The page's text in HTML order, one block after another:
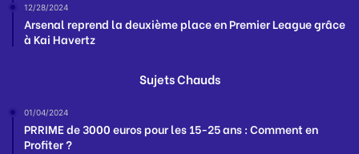
12/28/2024
Arsenal reprend la deuxième place en Premier League grâce
à Kai Havertz
Sujets Chauds
01/04/2024
PRRIME de 3000 euros pour les 15-25 ans : Comment en
Profiter ?